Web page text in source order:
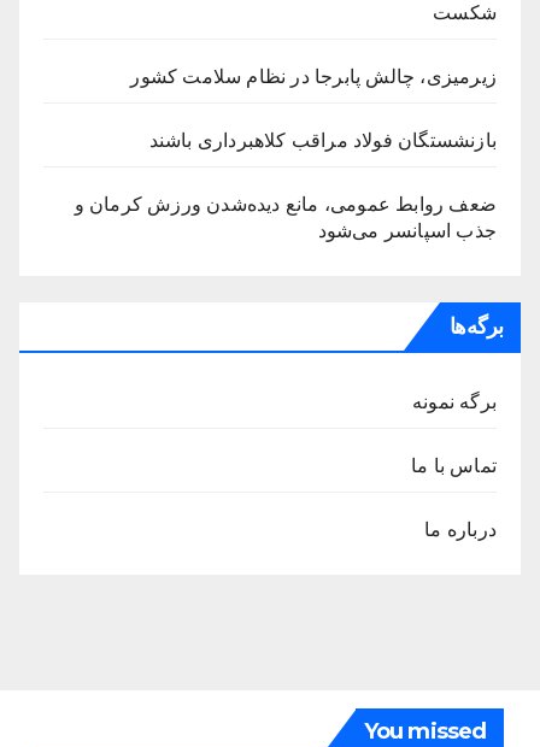
شکست
زیرمیزی، چالش پابرجا در نظام سلامت کشور
بازنشستگان فولاد مراقب کلاهبرداری باشند
ضعف روابط عمومی، مانع دیده‌شدن ورزش کرمان و
جذب اسپانسر می‌شود
برگه‌ها
برگه نمونه
تماس با ما
درباره ما
You missed